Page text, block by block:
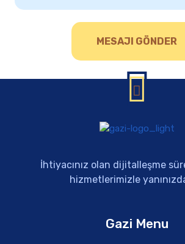
İhtiyacınız olan dijitalleşme
hizmetlerimizle
Gazi Menu